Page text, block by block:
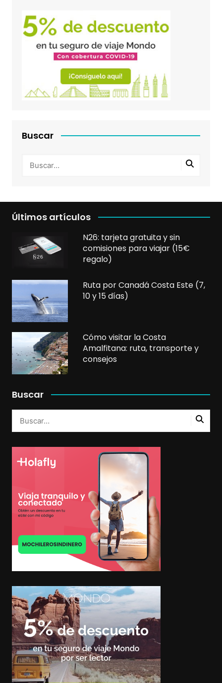
Buscar
Últimos artículos
N26: tarjeta gratuita y sin
comisiones para viajar (15€
regalo)
Ruta por Canadá Costa Este (7,
10 y 15 días)
Cómo visitar la Costa
Amalfitana: ruta, transporte y
consejos
Buscar